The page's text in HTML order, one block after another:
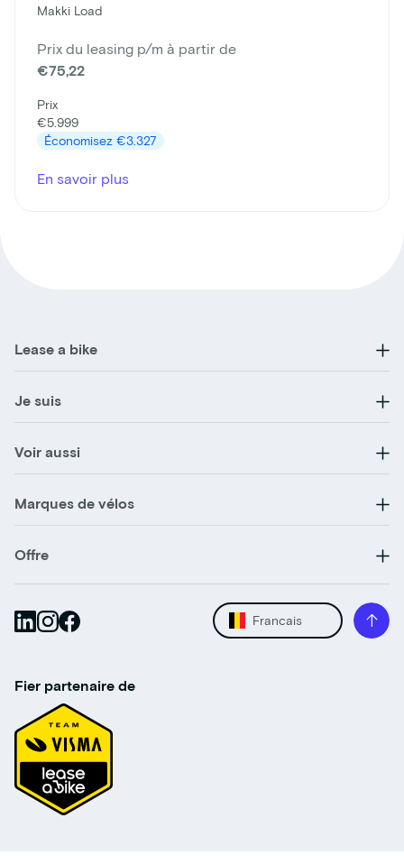
Makki Load
Prix du leasing p/m à partir de
€75,22
Prix
€5.999
Économisez €3.327
En savoir plus
Lease a bike
Je suis
Voir aussi
Marques de vélos
Offre
Francais
Fier partenaire de